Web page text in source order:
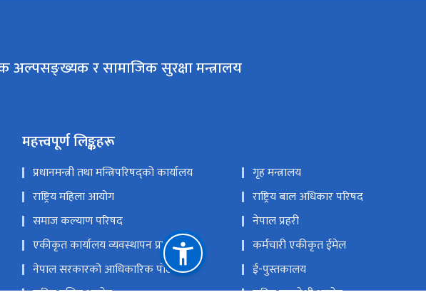
अल्पसङ्ख्यक र सामाजिक सुरक्षा मन्त्रालय
महत्त्वपूर्ण लिङ्कहरू
प्रधानमन्त्री तथा मन्त्रिपरिषद्को कार्यालय
गृह मन्त्रालय
राष्ट्रिय महिला आयोग
राष्ट्रिय बाल अधिकार परिषद
समाज कल्याण परिषद
नेपाल प्रहरी
एकीकृत कार्यालय व्यवस्थापन प्रणाली
कर्मचारी एकीकृत ईमेल
नेपाल सरकारको आधिकारिक पोर्टल
ई-पुस्तकालय